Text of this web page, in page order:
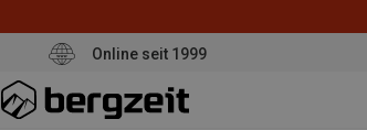
Online seit 1999